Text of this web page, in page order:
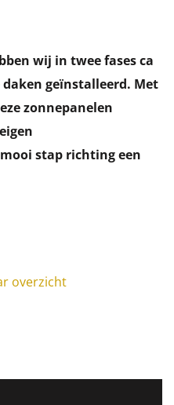
wij in twee fases ca
daken geïnstalleerd. Met
zonnepanelen
stap richting een
overzicht